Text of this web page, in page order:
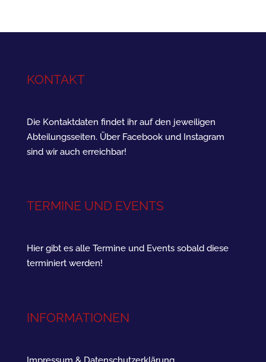
KONTAKT
Die Kontaktdaten findet ihr auf den jeweiligen
Abteilungsseiten. Über Facebook und Instagram
sind wir auch erreichbar!
TERMINE UND EVENTS
Hier gibt es alle Termine und Events sobald diese
terminiert werden!
INFORMATIONEN